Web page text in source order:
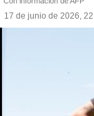
17 de junio de 2026,